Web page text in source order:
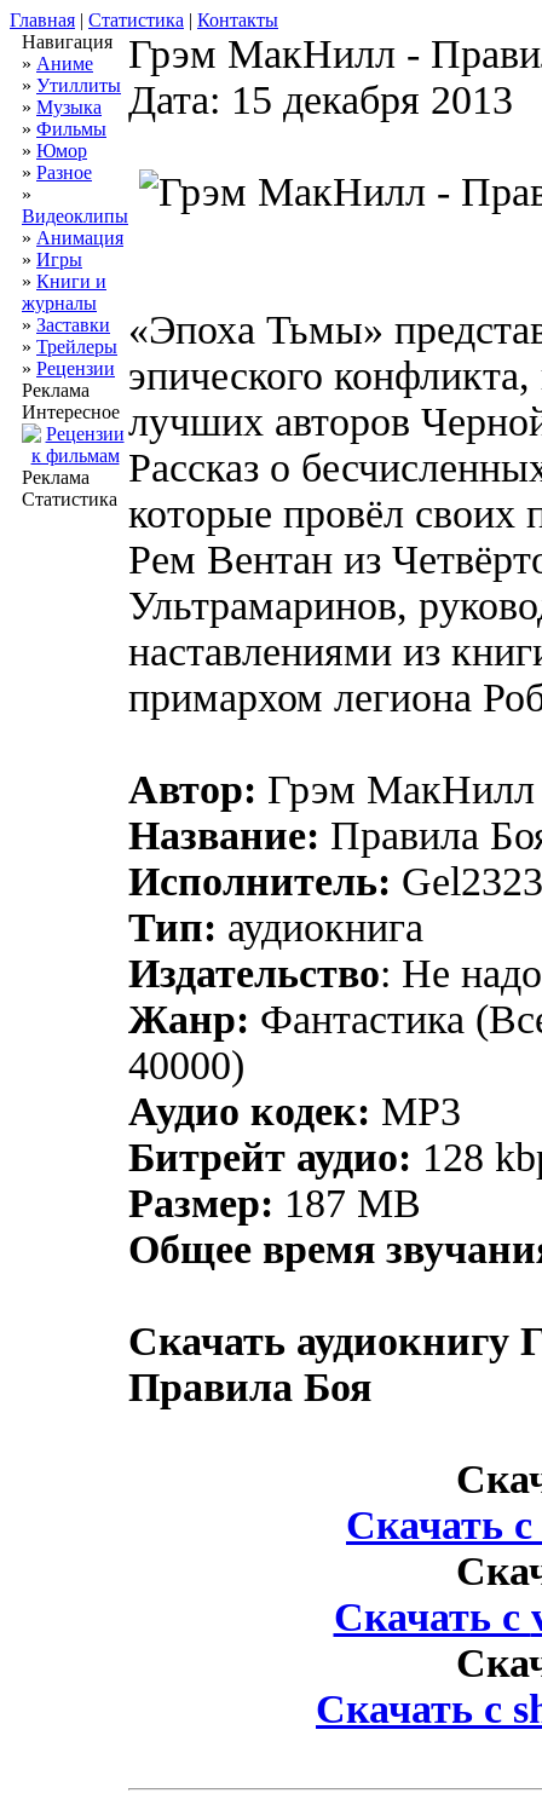
Главная | Статистика | Контакты
Навигация
» Аниме
» Утиллиты
» Музыка
» Фильмы
» Юмор
» Разное
»
Видеоклипы
» Анимация
» Игры
» Книги и
журналы
» Заставки
» Трейлеры
» Рецензии
Реклама
Интересное
Реклама
Статистика
Грэм МакНилл -
Дата: 15 декабря 2013
«Эпоха Тьмы»
эпического
лучших авторов
Рассказ о
которые провёл своих
Рем Вентан из
Ультрамаринов,
наставлениями из
примархом легиона
Автор: Грэм МакНилл
Название: Правила
Исполнитель: Gel2323
Тип: аудиокнига
Издательство: Не
Жанр: Фантастика
40000)
Аудио кодек: MP3
Битрейт аудио: 128
Размер: 187 MB
Общее время
Скачать
Правила Боя
Скачать с
Скачать с
Скачать с